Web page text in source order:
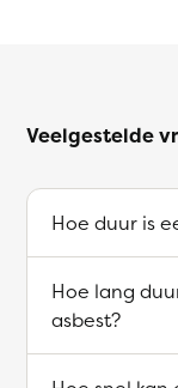
Veelgestelde
Hoe duur is
Hoe lang
asbest?